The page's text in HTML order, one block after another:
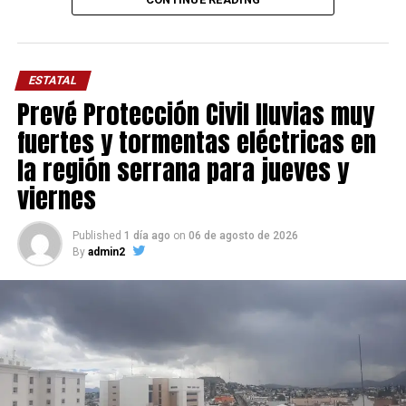
ESTATAL
Prevé Protección Civil lluvias muy
fuertes y tormentas eléctricas en
la región serrana para jueves y
viernes
Published 1 día ago on 06 de agosto de 2026
By admin2